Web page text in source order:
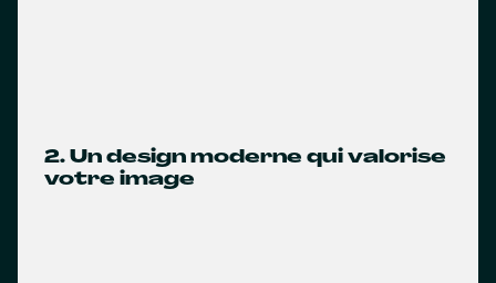
2. Un design moderne qui valorise
votre image